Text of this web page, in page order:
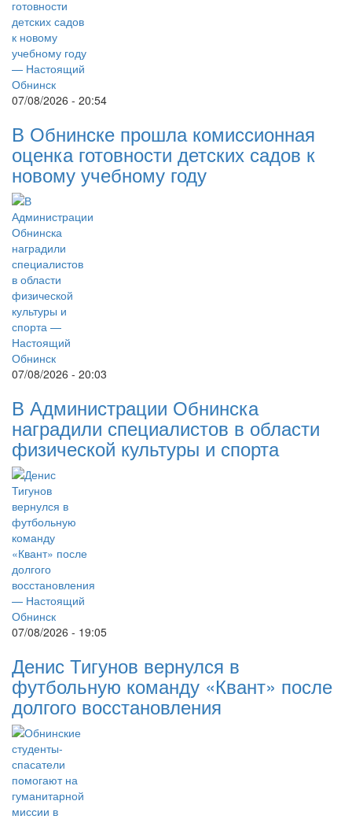
07/08/2026 - 20:54
В Обнинске прошла комиссионная
оценка готовности детских садов к
новому учебному году
07/08/2026 - 20:03
В Администрации Обнинска
наградили специалистов в области
физической культуры и спорта
07/08/2026 - 19:05
Денис Тигунов вернулся в
футбольную команду «Квант» после
долгого восстановления